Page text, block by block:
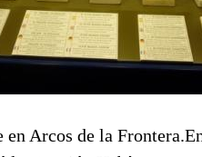
Arcos de la